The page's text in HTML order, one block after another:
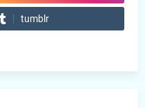
tumblr